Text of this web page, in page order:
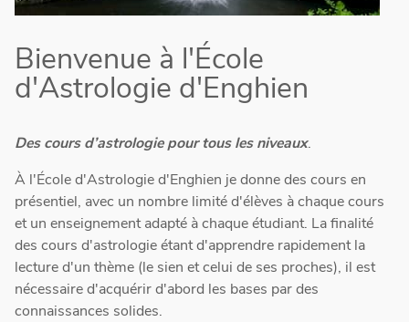
Bienvenue à l'École
d'Astrologie d'Enghien
Des cours d’astrologie pour tous les niveaux.
À l'École d'Astrologie d'Enghien je donne des cours en
présentiel, avec un nombre limité d'élèves à chaque cours
et un enseignement adapté à chaque étudiant. La finalité
des cours d'astrologie étant d'apprendre rapidement la
lecture d'un thème (le sien et celui de ses proches), il est
nécessaire d'acquérir d'abord les bases par des
connaissances solides.